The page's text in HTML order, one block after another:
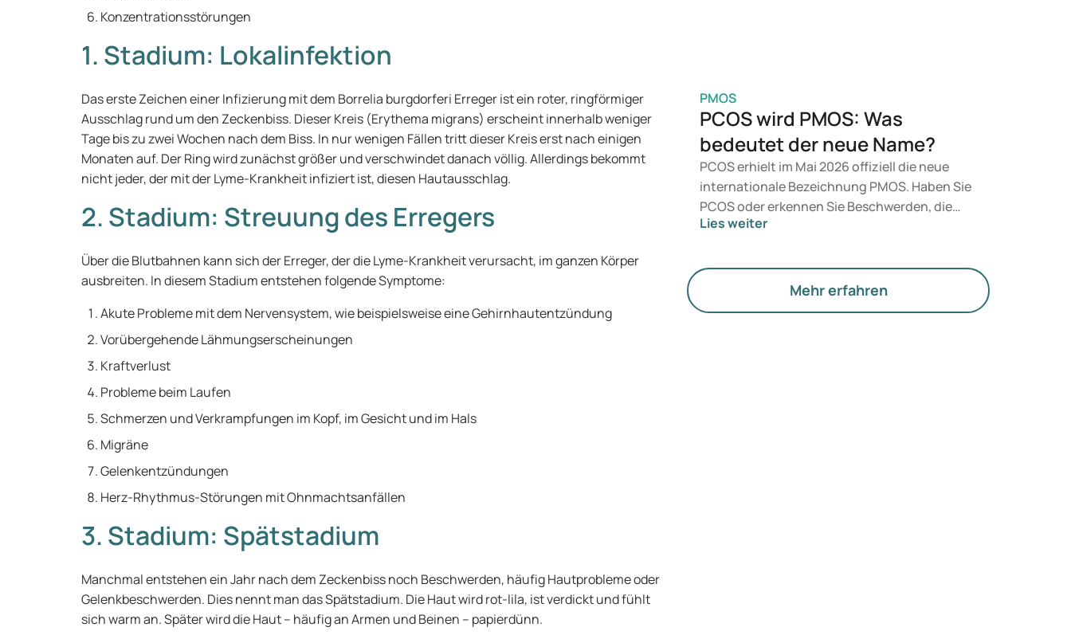
Konzentrationsstörungen
1. Stadium: Lokalinfektion
Das erste Zeichen einer Infizierung mit dem Borrelia burgdorferi Erreger ist ein roter, ringförmiger
Ausschlag rund um den Zeckenbiss. Dieser Kreis (Erythema migrans) erscheint innerhalb weniger
Tage bis zu zwei Wochen nach dem Biss. In nur wenigen Fällen tritt dieser Kreis erst nach einigen
Monaten auf. Der Ring wird zunächst größer und verschwindet danach völlig. Allerdings bekommt
nicht jeder, der mit der Lyme-Krankheit infiziert ist, diesen Hautausschlag.
2. Stadium: Streuung des Erregers
Über die Blutbahnen kann sich der Erreger, der die Lyme-Krankheit verursacht, im ganzen Körper
ausbreiten. In diesem Stadium entstehen folgende Symptome:
Akute Probleme mit dem Nervensystem, wie beispielsweise eine Gehirnhautentzündung
Vorübergehende Lähmungserscheinungen
Kraftverlust
Probleme beim Laufen
Schmerzen und Verkrampfungen im Kopf, im Gesicht und im Hals
Migräne
Gelenkentzündungen
Herz-Rhythmus-Störungen mit Ohnmachtsanfällen
3. Stadium: Spätstadium
Manchmal entstehen ein Jahr nach dem Zeckenbiss noch Beschwerden, häufig Hautprobleme oder
Gelenkbeschwerden. Dies nennt man das Spätstadium. Die Haut wird rot-lila, ist verdickt und fühlt
sich warm an. Später wird die Haut – häufig an Armen und Beinen – papierdünn.
PMOS
PCOS wird PMOS: Was
bedeutet der neue Name?
PCOS erhielt im Mai 2026 offiziell die neue
internationale Bezeichnung PMOS. Haben Sie
PCOS oder erkennen Sie Beschwerden, die
darauf hindeuten könnten? Medizinisch
legt jedoch mehr Gewicht auf Hormone, den
Stoffwechsel und die Funktion der Eierstöcke.
Lies weiter
Mehr erfahren